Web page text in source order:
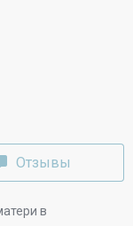
Отзывы
в